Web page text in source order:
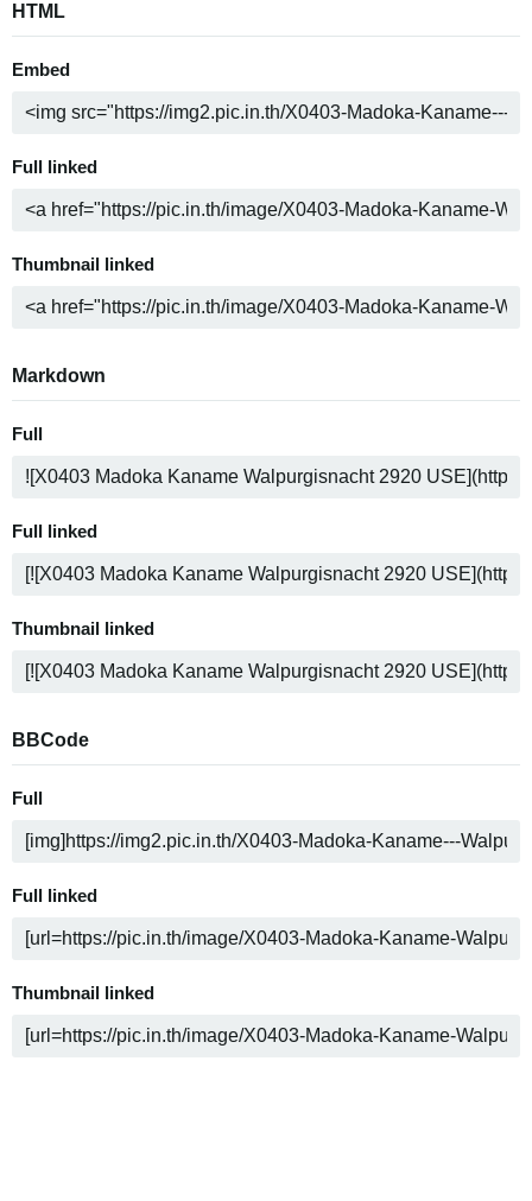
HTML
Embed
Full linked
Thumbnail linked
Markdown
Full
Full linked
Thumbnail linked
BBCode
Full
Full linked
Thumbnail linked